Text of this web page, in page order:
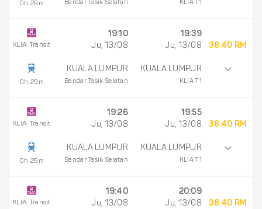
0h 29m Bandar Tasik Selatan KLIA T1
KLIA Transit
0h 29m
19:10
Ju, 13/08
KUALA LUMPUR
Bandar Tasik Selatan
19:39
Ju, 13/08
KUALA LUMPUR
KLIA T1
38.40 RM
KLIA Transit
0h 29m
19:26
Ju, 13/08
KUALA LUMPUR
Bandar Tasik Selatan
19:55
Ju, 13/08
KUALA LUMPUR
KLIA T1
38.40 RM
KLIA Transit
19:40
Ju, 13/08
20:09
Ju, 13/08
38.40 RM